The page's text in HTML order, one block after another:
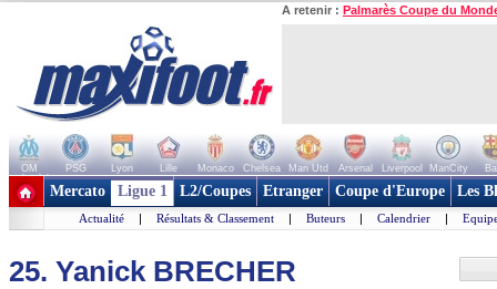
A retenir : Palmarès Coupe du
OM PSG Lyon Lille Monaco Chelsea Man Utd Arsenal Liverpool ManCity
+ de clubs
Mercato Ligue 1 L2/Coupes Etranger Coupe d'Europe Les
Actualité | Résultats & Classement | Buteurs | Calendrier |
25. Yanick BRECHER